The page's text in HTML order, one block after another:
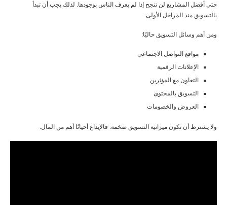
حتى أفضل المشاريع لن تنجح إذا لم يعرف الناس بوجودها. لذلك يجب أن تبدأ
بالتسويق منذ المراحل الأولى.
ومن أهم وسائل التسويق حاليًا:
مواقع التواصل الاجتماعي
الإعلانات الرقمية
التعاون مع المؤثرين
التسويق بالمحتوى
العروض والخصومات
ولا يشترط أن تكون ميزانية التسويق ضخمة. فالإبداع أحيانًا أهم من المال.